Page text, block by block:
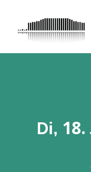
Di, 18.